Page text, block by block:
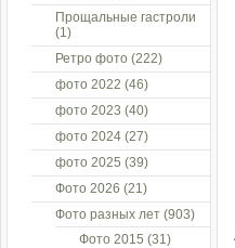
Прощальные гастроли
(1)
Ретро фото (222)
фото 2022 (46)
фото 2023 (40)
фото 2024 (27)
фото 2025 (39)
Фото 2026 (21)
Фото разных лет (903)
Фото 2015 (31)